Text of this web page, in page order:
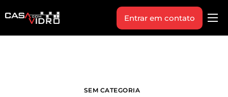
Produtos
Entrar em contato
SEM CATEGORIA